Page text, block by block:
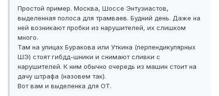
Простой пример. Москва, Шоссе Энтузиастов,
выделенная полоса для трамваев. Будний день. Даже на
ней возникают пробки из нарушителей, их слишком
много.
Там на улицах Буракова или Уткина (перпендикулярных
ШЭ) стоят гибдд-шники и снимают сливки с
нарушителей. К ним обычно очередь из машин стоит на
дачу штрафа (назовем так).
Вот вам и выделенка для ОТ.